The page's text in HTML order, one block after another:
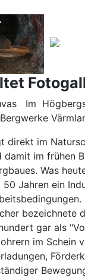
Im
direkt im
im frühen
Was
Jahren ein
bezeichnete
gar als
im Schein